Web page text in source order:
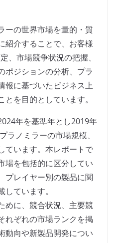
ーの世界市場を量的・質
紹介することで、お客様
、市場競争状況の把握、
ポジションの分析、プラ
報に基づいたビジネス上
を目的としています。
年を基準年とし2019年
ラノミラーの市場規模、
ています。本レポートで
場を包括的に区分してい
プレイヤー別の製品に関
ています。
めに、競合状況、主要競
れぞれの市場ランクを掲
動向や新製品開発につい